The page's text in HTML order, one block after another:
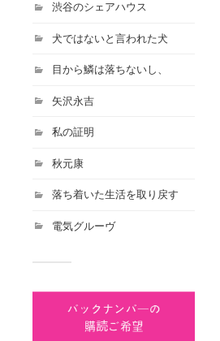
渋谷のシェアハウス
犬ではないと言われた犬
目から鱗は落ちないし、
矢沢永吉
私の証明
秋元康
落ち着いた生活を取り戻す
電気グルーヴ